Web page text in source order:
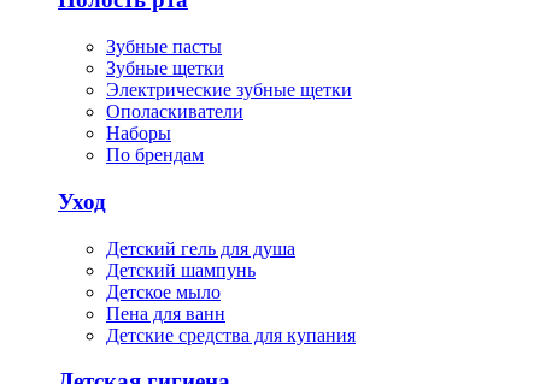
Зубные пасты
Зубные щетки
Электрические зубные щетки
Ополаскиватели
Наборы
По брендам
Уход
Детский гель для душа
Детский шампунь
Детское мыло
Пена для ванн
Детские средства для купания